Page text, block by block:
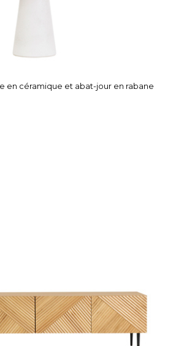
en céramique et abat-jour en rabane